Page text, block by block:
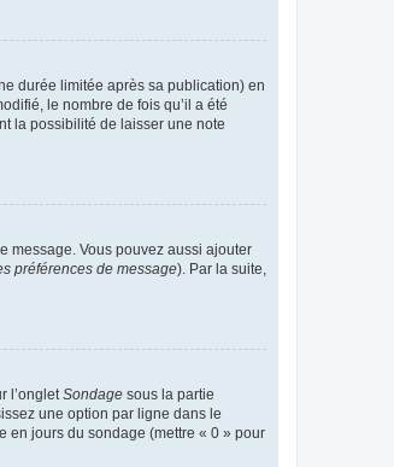
durée limitée après sa publication) en
le nombre de fois qu’il a été
la possibilité de laisser une note
message. Vous pouvez aussi ajouter
préférences de message). Par la suite,
l’onglet Sondage sous la partie
une option par ligne dans le
en jours du sondage (mettre « 0 » pour